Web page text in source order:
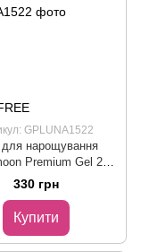
GPLUNA1522
для нарощування
Premium Gel 22
рожевий, 15 мл
330 грн
Купити